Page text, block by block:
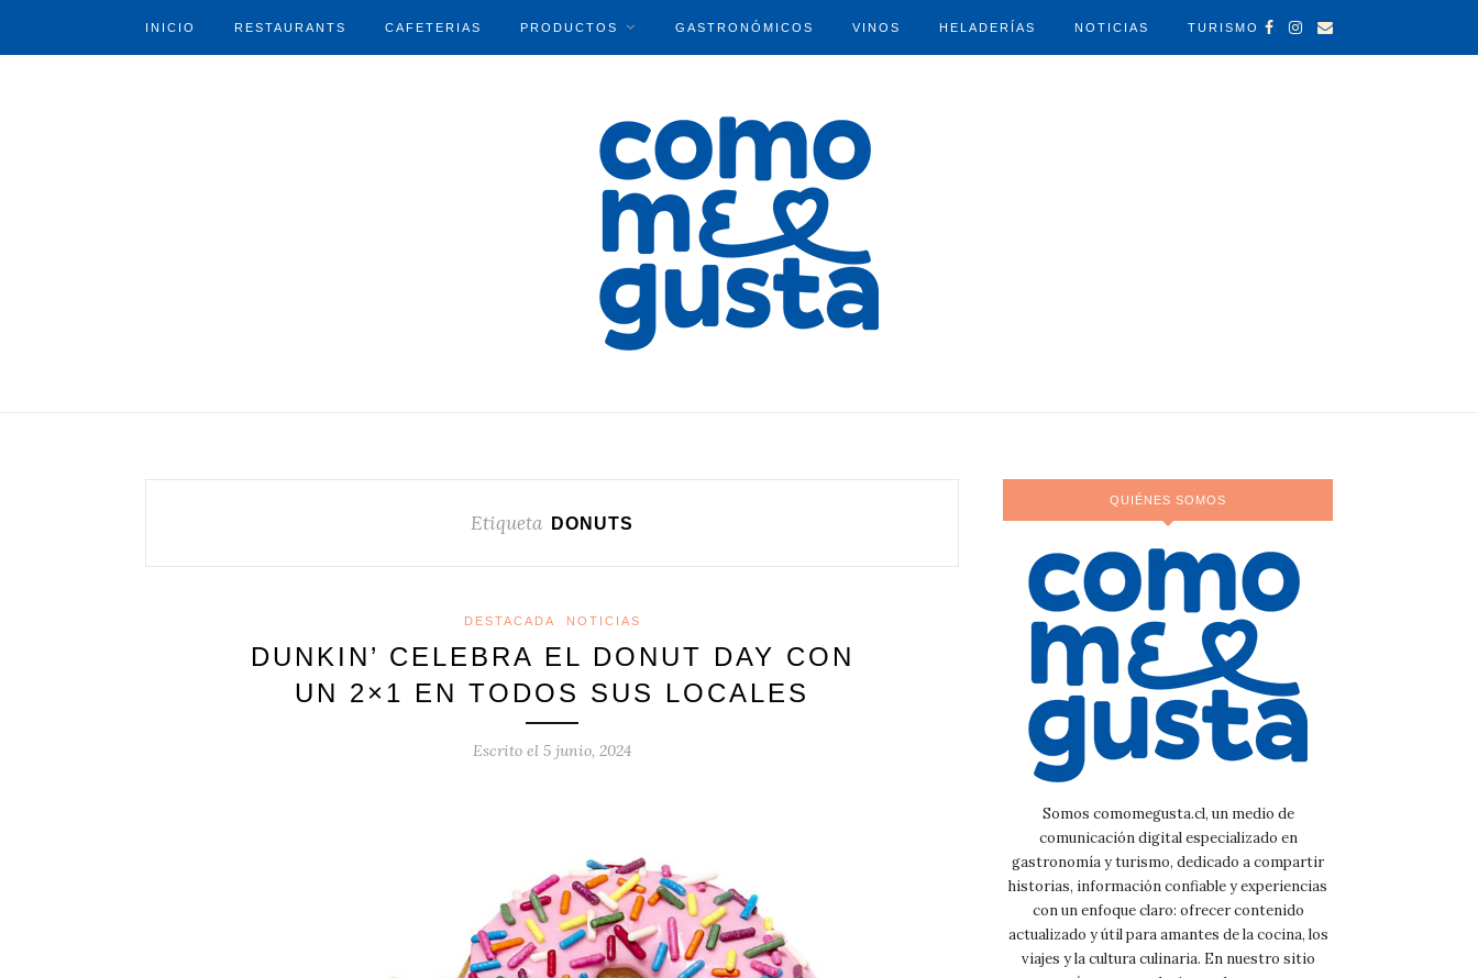
INICIO RESTAURANTS CAFETERIAS PRODUCTOS GASTRONÓMICOS VINOS HELADERÍAS NOTICIAS TURISMO
Etiqueta DONUTS
DESTACADA NOTICIAS
DUNKIN’ CELEBRA EL DONUT DAY CON
UN 2×1 EN TODOS SUS LOCALES
Escrito el 5 junio, 2024
QUIÉNES SOMOS
Somos comomegusta.cl, un medio de
comunicación digital especializado en
gastronomía y turismo, dedicado a compartir
historias, información confiable y experiencias
con un enfoque claro: ofrecer contenido
actualizado y útil para amantes de la cocina, los
viajes y la cultura culinaria. En nuestro sitio